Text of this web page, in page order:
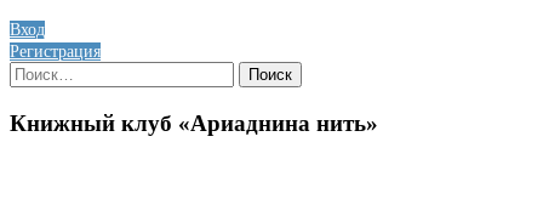
Вход
Регистрация
Найти:
Книжный клуб «Ариаднина нить»